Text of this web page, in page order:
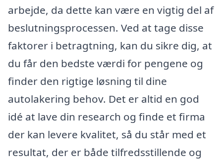
arbejde, da dette kan være en vigtig del af
beslutningsprocessen. Ved at tage disse
faktorer i betragtning, kan du sikre dig, at
du får den bedste værdi for pengene og
finder den rigtige løsning til dine
autolakering behov. Det er altid en god
idé at lave din research og finde et firma
der kan levere kvalitet, så du står med et
resultat, der er både tilfredsstillende og